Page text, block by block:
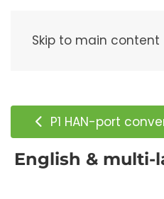
Skip to main content
P1 HAN-port
English & multi-